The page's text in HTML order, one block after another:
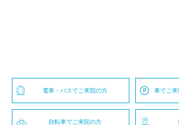
電車・バスでご来院の方 車でご来
自転車でご来院の方